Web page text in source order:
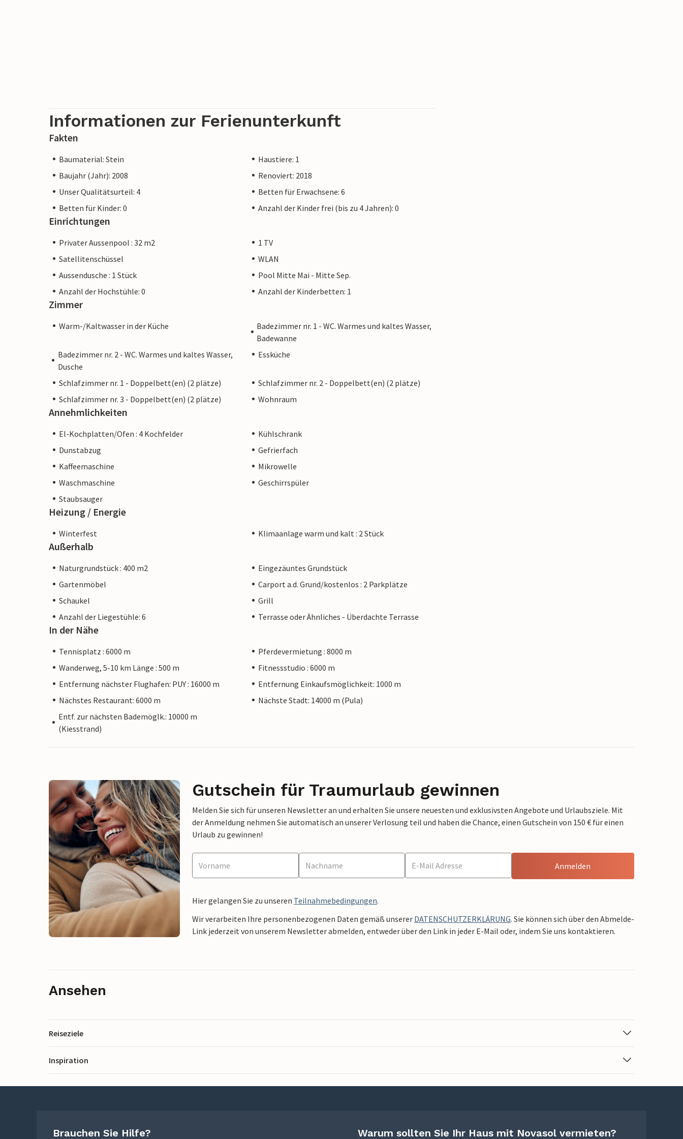
Informationen zur Ferienunterkunft
Fakten
Baumaterial: Stein
Haustiere: 1
Baujahr (Jahr): 2008
Renoviert: 2018
Unser Qualitätsurteil: 4
Betten für Erwachsene: 6
Betten für Kinder: 0
Anzahl der Kinder frei (bis zu 4 Jahren): 0
Einrichtungen
Privater Aussenpool : 32 m2
1 TV
Satellitenschüssel
WLAN
Aussendusche : 1 Stück
Pool Mitte Mai - Mitte Sep.
Anzahl der Hochstühle: 0
Anzahl der Kinderbetten: 1
Zimmer
Warm-/Kaltwasser in der Küche
Badezimmer nr. 1 - WC. Warmes und kaltes Wasser,
Badewanne
Badezimmer nr. 2 - WC. Warmes und kaltes Wasser,
Dusche
Essküche
Schlafzimmer nr. 1 - Doppelbett(en) (2 plätze)
Schlafzimmer nr. 2 - Doppelbett(en) (2 plätze)
Schlafzimmer nr. 3 - Doppelbett(en) (2 plätze)
Wohnraum
Annehmlichkeiten
El-Kochplatten/Ofen : 4 Kochfelder
Kühlschrank
Dunstabzug
Gefrierfach
Kaffeemaschine
Mikrowelle
Waschmaschine
Geschirrspüler
Staubsauger
Heizung / Energie
Winterfest Klimaanlage warm und kalt : 2 Stück
Außerhalb
Naturgrundstück : 400 m2
Eingezäuntes Grundstück
Gartenmöbel
Carport a.d. Grund/kostenlos : 2 Parkplätze
Schaukel
Grill
Anzahl der Liegestühle: 6
Terrasse oder Ähnliches - Überdachte Terrasse
In der Nähe
Tennisplatz : 6000 m
Pferdevermietung : 8000 m
Wanderweg, 5-10 km Länge : 500 m
Fitnessstudio : 6000 m
Entfernung nächster Flughafen: PUY : 16000 m
Entfernung Einkaufsmöglichkeit: 1000 m
Nächstes Restaurant: 6000 m
Nächste Stadt: 14000 m (Pula)
Entf. zur nächsten Bademöglk.: 10000 m
(Kiesstrand)
Gutschein für Traumurlaub gewinnen
Melden Sie sich für unseren Newsletter an und erhalten Sie unsere neuesten und exklusivsten Angebote und Urlaubsziele. Mit
der Anmeldung nehmen Sie automatisch an unserer Verlosung teil und haben die Chance, einen Gutschein von 150 € für einen
Urlaub zu gewinnen!
Anmelden
Hier gelangen Sie zu unseren Teilnahmebedingungen.
Wir verarbeiten Ihre personenbezogenen Daten gemäß unserer DATENSCHUTZERKLÄRUNG. Sie können sich über den Abmelde-
Link jederzeit von unserem Newsletter abmelden, entweder über den Link in jeder E-Mail oder, indem Sie uns kontaktieren.
Ansehen
Reiseziele
Inspiration
Brauchen Sie Hilfe? Warum sollten Sie Ihr Haus mit Novasol vermieten?